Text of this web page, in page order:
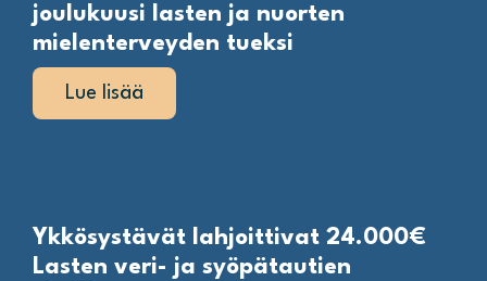
joulukuusi lasten ja nuorten
mielenterveyden tueksi
Lue lisää
Ykkösystävät lahjoittivat 24.000€
Lasten veri- ja syöpätautien